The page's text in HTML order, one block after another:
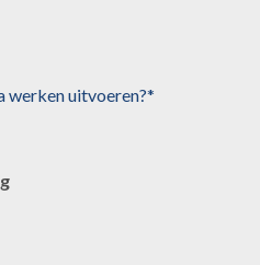
werken uitvoeren?*